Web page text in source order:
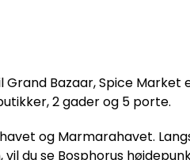
Bazaar, Spice Market
2 gader og 5 porte.
og Marmarahavet.
du se Bosphorus